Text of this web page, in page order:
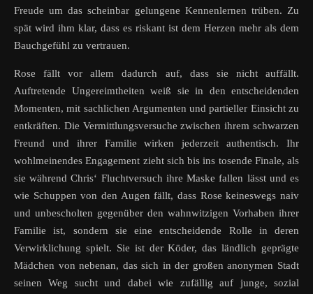
Freude um das scheinbar gelungene Kennenlernen trüben. Zu
spät wird ihm klar, dass es riskant ist dem Herzen mehr als dem
Bauchgefühl zu vertrauen.
Rose fällt vor allem dadurch auf, dass sie nicht auffällt.
Auftretende Ungereimtheiten weiß sie in den entscheidenden
Momenten, mit sachlichen Argumenten und partieller Einsicht zu
entkräften. Die Vermittlungsversuche zwischen ihrem schwarzen
Freund und ihrer Familie wirken jederzeit authentisch. Ihr
wohlmeinendes Engagement zieht sich bis ins tosende Finale, als
sie während Chris‘ Fluchtversuch ihre Maske fallen lässt und es
wie Schuppen von den Augen fällt, dass Rose keineswegs naiv
und unbescholten gegenüber den wahnwitzigen Vorhaben ihrer
Familie ist, sondern sie eine entscheidende Rolle in deren
Verwirklichung spielt. Sie ist der Köder, das ländlich geprägte
Mädchen von nebenan, das sich in der großen anonymen Stadt
seinen Weg sucht und dabei wie zufällig auf junge, sozial